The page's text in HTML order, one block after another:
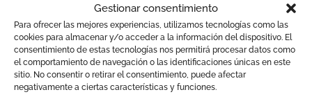
Gestionar consentimiento
Para ofrecer las mejores experiencias, utilizamos tecnologías como las
cookies para almacenar y/o acceder a la información del dispositivo. El
consentimiento de estas tecnologías nos permitirá procesar datos como
el comportamiento de navegación o las identificaciones únicas en este
sitio. No consentir o retirar el consentimiento, puede afectar
negativamente a ciertas características y funciones.
cuando transcurre el plazo legal sin depósito, lo que puede
impedir inscribir muchos actos societarios hasta
regularizar la situación. Además, tener cuentas pendientes
puede dificultar trámites con bancos, clientes,
administraciones, socios, licitaciones, subvenciones,